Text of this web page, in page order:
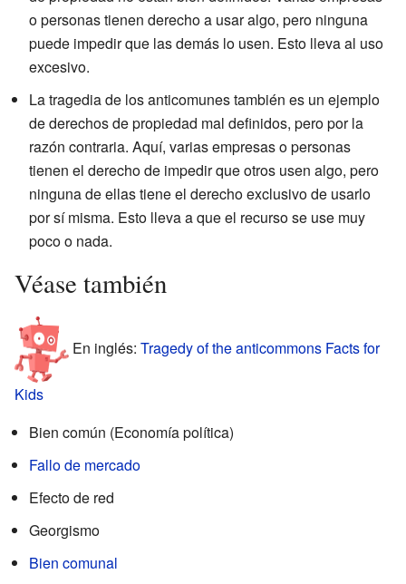
o personas tienen derecho a usar algo, pero ninguna
puede impedir que las demás lo usen. Esto lleva al uso
excesivo.
La tragedia de los anticomunes también es un ejemplo
de derechos de propiedad mal definidos, pero por la
razón contraria. Aquí, varias empresas o personas
tienen el derecho de impedir que otros usen algo, pero
ninguna de ellas tiene el derecho exclusivo de usarlo
por sí misma. Esto lleva a que el recurso se use muy
poco o nada.
Véase también
En inglés: Tragedy of the anticommons Facts for
Kids
Bien común (Economía política)
Fallo de mercado
Efecto de red
Georgismo
Bien comunal